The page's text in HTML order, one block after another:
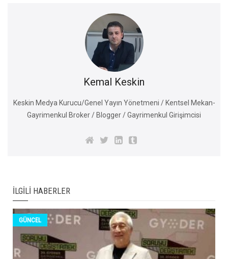
Kemal Keskin
Keskin Medya Kurucu/Genel Yayın Yönetmeni / Kentsel Mekan-
Gayrimenkul Broker / Blogger / Gayrimenkul Girişimcisi
İLGILI HABERLER
GÜNCEL